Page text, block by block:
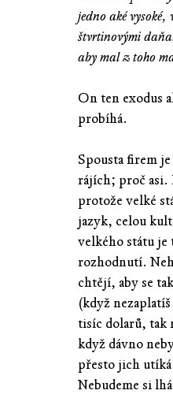
jedno aké
štvrtinovými
aby mal z toho
On ten exodus
probíhá.
Spousta firem
rájích; proč
protože velké
jazyk, celou
velkého státu
rozhodnutí.
chtějí, aby se
(když
tisíc dolarů, tak
když dávno
přesto jich
Nebudeme si